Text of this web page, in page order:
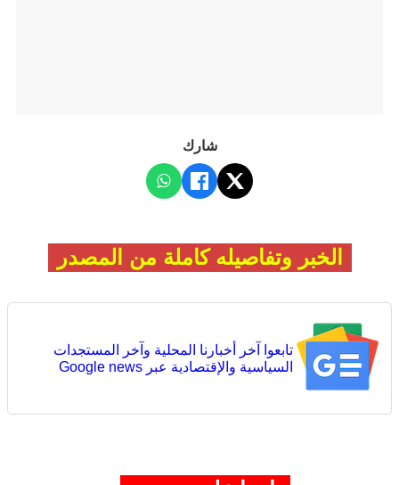
شارك
الخبر وتفاصيله كاملة من المصدر
تابعوا آخر أخبارنا المحلية وآخر المستجدات
السياسية والإقتصادية عبر Google news